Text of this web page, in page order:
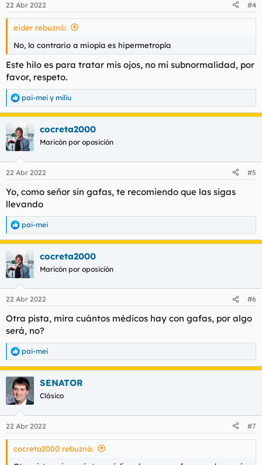
e
s
22 Abr 2022 #4
eider rebuznó:
No, lo contrario a miopía es hipermetropía
Este hilo es para tratar mis ojos, no mi subnormalidad, por
favor, respeto.
R
e
a
c
c
i
e
:
pai-mei y miliu
cocreta2000
Maricón por oposición
22 Abr 2022 #5
Yo, como señor sin gafas, te recomiendo que las sigas
llevando
R
e
a
c
c
i
e
:
pai-mei
cocreta2000
Maricón por oposición
22 Abr 2022 #6
Otra pista, mira cuántos médicos hay con gafas, por algo
será, no?
R
e
a
c
c
i
e
s
pai-mei
SENATOR
Clásico
22 Abr 2022 #7
cocreta2000 rebuznó: